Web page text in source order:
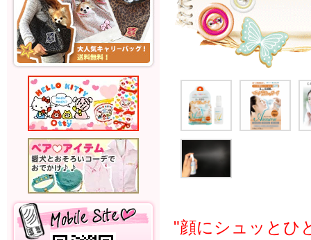
"顔にシュッとひ